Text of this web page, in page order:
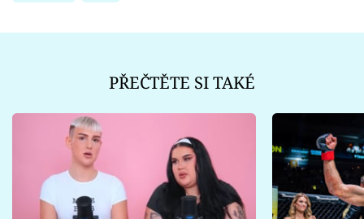
PŘEČTĚTE SI TAKÉ